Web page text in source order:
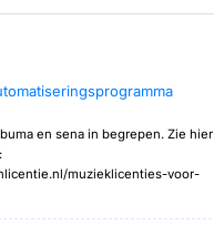
en sena in begrepen. Zie hier
muzieklicenties-voor-